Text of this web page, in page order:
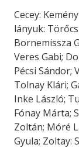
Cecey:
lányuk:
Bornemissza
Veres Gabi;
Pécsi Sándor;
Tolnay Klári;
Inke László;
Fónay Márta;
Zoltán; Móré
Gyula; Zoltay: